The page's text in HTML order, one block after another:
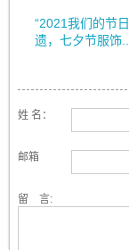
“2021我们的节
遗，七夕节服饰...
姓 名：
邮箱
留 言: